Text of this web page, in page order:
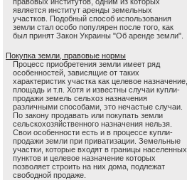
является институт аренды земельных
участков. Подобный способ использования
земли стал особо популярен после того, как
был принят Закон Украины "Об аренде земли".
Покупка земли, правовые нормы
Процесс приобретения земли имеет ряд
особенностей, зависящие от таких
характеристик участка как целевое назначение,
площадь и т.п. Хотя и известны случаи купли-
продажи земель сельхоз назначения
различными способами, это нечастые случаи.
По закону продавать или покупать земли
сельскохозяйственного назначения нельзя.
Свои особенности есть и в процессе купли-
продажи земли при приватизации. Земельные
участки, которые входят в границы населенных
пунктов и целевое назначение которых
позволяет строить на них дома, подлежат
свободной продаже.